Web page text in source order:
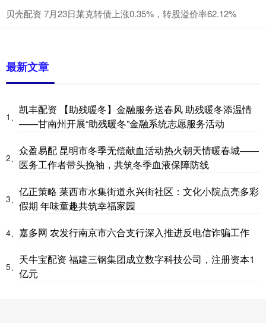
贝壳配资 7月23日莱克转债上涨0.35%，转股溢价率62.12%
最新文章
1、
凯丰配资 【助残暖冬】金融服务送春风 助残暖冬添温情
——甘南州开展“助残暖冬”金融系统志愿服务活动
2、
众盈易配 昆明市冬季无偿献血活动热火朝天情暖春城——
医务工作者带头挽袖，共筑冬季血液保障防线
3、
亿正策略 莱西市水集街道永兴街社区：文化小院点亮多彩
假期 年味童趣共筑幸福家园
4、 嘉多网 农发行南京市六合支行深入推进反电信诈骗工作
5、
天牛宝配资 福建三钢集团成立数字科技公司，注册资本1
亿元